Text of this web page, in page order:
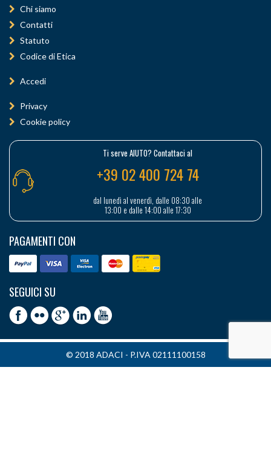
Chi siamo
Contatti
Statuto
Codice di Etica
Accedi
Privacy
Cookie policy
Ti serve AIUTO? Contattaci al
+39 02 400 724 74
dal lunedì al venerdì, dalle 08:30 alle
13:00 e dalle 14:00 alle 17:30
PAGAMENTI CON
SEGUICI SU
© 2018 ADACI - P.IVA 02111100158